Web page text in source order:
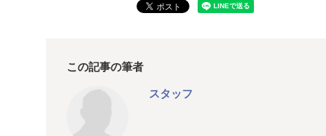
この記事の筆者
スタッフ